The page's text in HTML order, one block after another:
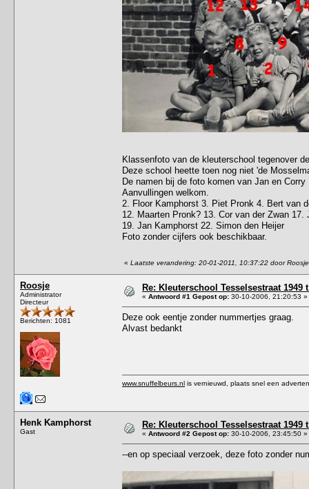
Klassenfoto van de kleuterschool tegenover
Deze school heette toen nog niet 'de
De namen bij de foto komen van Jan en
Aanvullingen welkom.
2. Floor Kamphorst 3. Piet Pronk 4. Bert van
12. Maarten Pronk? 13. Cor van der Zwan 17.
19. Jan Kamphorst 22. Simon den Heijer
Foto zonder cijfers ook beschikbaar.
« Laatste verandering: 20-01-2011, 10:37:22 door Roosje
Roosje
Administrator
Directeur
Berichten: 1081
Re: Kleuterschool Tesselsestraat
« Antwoord #1 Gepost op: 30-10-2006, 21:20:53 »
Deze ook eentje zonder nummertjes graag.
Alvast bedankt
www.snuffelbeurs.nl is vernieuwd, plaats snel een
Henk Kamphorst
Gast
Re: Kleuterschool Tesselsestraat
« Antwoord #2 Gepost op: 30-10-2006, 23:45:50 »
--en op speciaal verzoek, deze foto zonder